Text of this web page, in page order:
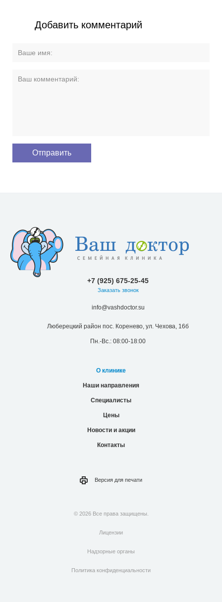
Добавить комментарий
+7 (925) 675-25-45
Заказать звонок
info@vashdoctor.su
Люберецкий район пос. Коренево, ул. Чехова, 16б
Пн.-Вс.: 08:00-18:00
О клинике
Наши направления
Специалисты
Цены
Новости и акции
Контакты
Версия для печати
© 2026 Все права защищены.
Лицензии
Надзорные органы
Политика конфиденциальности